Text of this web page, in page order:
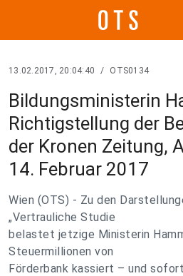
13.02.2017, 20:04:40 / OTS0134
Bildungsministerin
Richtigstellung der
der Kronen Zeitung,
14. Februar 2017
Wien (OTS) - Zu den
„Vertrauliche Studie
belastet jetzige Ministerin
Steuermillionen von
Förderbank kassiert – und